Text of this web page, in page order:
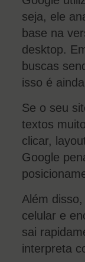
seja, ele
base na
desktop.
buscas
isso é
Se o seu
textos
clicar,
Google
Além
celular e
sai
interpreta